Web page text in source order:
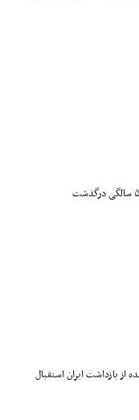
از بازداشت ایران استقبال